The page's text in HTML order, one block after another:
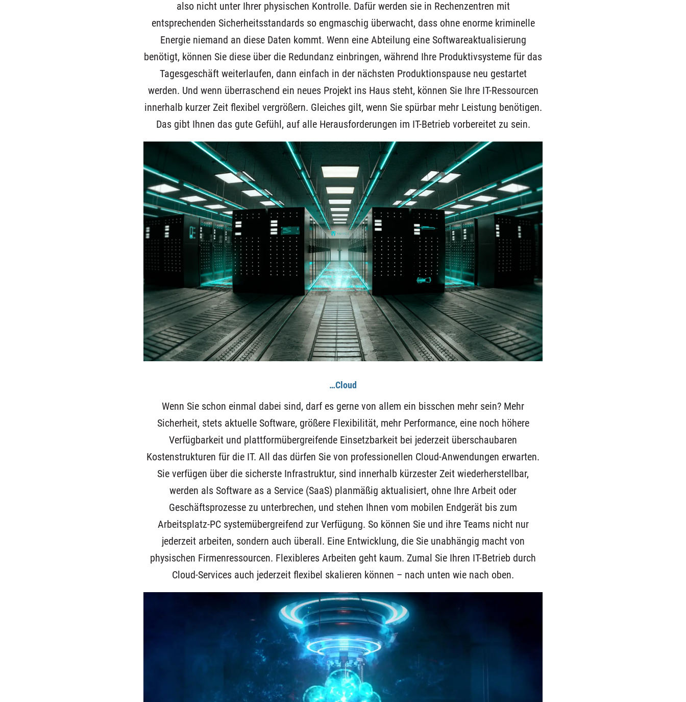
also nicht unter Ihrer physischen Kontrolle. Dafür werden sie in Rechenzentren mit
entsprechenden Sicherheitsstandards so engmaschig überwacht, dass ohne enorme kriminelle
Energie niemand an diese Daten kommt. Wenn eine Abteilung eine Softwareaktualisierung
benötigt, können Sie diese über die Redundanz einbringen, während Ihre Produktivsysteme für das
Tagesgeschäft weiterlaufen, dann einfach in der nächsten Produktionspause neu gestartet
werden. Und wenn überraschend ein neues Projekt ins Haus steht, können Sie Ihre IT-Ressourcen
innerhalb kurzer Zeit flexibel vergrößern. Gleiches gilt, wenn Sie spürbar mehr Leistung benötigen.
Das gibt Ihnen das gute Gefühl, auf alle Herausforderungen im IT-Betrieb vorbereitet zu sein.
…Cloud
Wenn Sie schon einmal dabei sind, darf es gerne von allem ein bisschen mehr sein? Mehr
Sicherheit, stets aktuelle Software, größere Flexibilität, mehr Performance, eine noch höhere
Verfügbarkeit und plattformübergreifende Einsetzbarkeit bei jederzeit überschaubaren
Kostenstrukturen für die IT. All das dürfen Sie von professionellen Cloud-Anwendungen erwarten.
Sie verfügen über die sicherste Infrastruktur, sind innerhalb kürzester Zeit wiederherstellbar,
werden als Software as a Service (SaaS) planmäßig aktualisiert, ohne Ihre Arbeit oder
Geschäftsprozesse zu unterbrechen, und stehen Ihnen vom mobilen Endgerät bis zum
Arbeitsplatz-PC systemübergreifend zur Verfügung. So können Sie und ihre Teams nicht nur
jederzeit arbeiten, sondern auch überall. Eine Entwicklung, die Sie unabhängig macht von
physischen Firmenressourcen. Flexibleres Arbeiten geht kaum. Zumal Sie Ihren IT-Betrieb durch
Cloud-Services auch jederzeit flexibel skalieren können – nach unten wie nach oben.